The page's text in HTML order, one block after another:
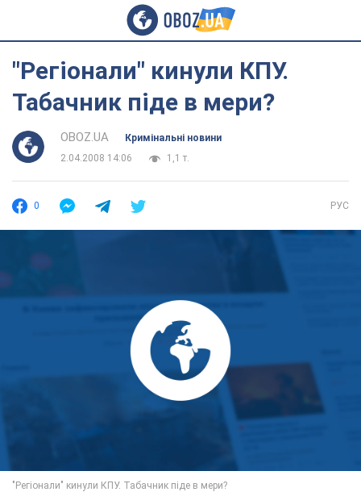
"Регіонали" кинули КПУ.
Табачник піде в мери?
OBOZ.UA
Кримінальні новини
2.04.2008 14:06
1,1 т.
0 РУС